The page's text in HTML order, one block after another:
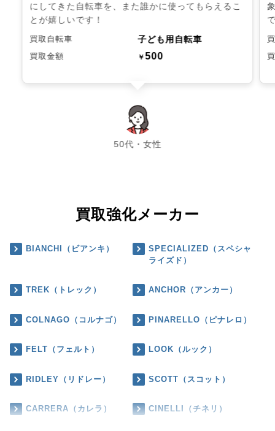
にしてきた自転車を、また誰かに使ってもらえるこ
とが嬉しいです！
買取自転車 子ども用自転車
買取金額 ￥500
50代・女性
chevron_left chevron_right
買取強化メーカー
BIANCHI（ビアンキ）
SPECIALIZED（スペシャ
ライズド）
TREK（トレック） ANCHOR（アンカー）
COLNAGO（コルナゴ） PINARELLO（ピナレロ）
FELT（フェルト） LOOK（ルック）
RIDLEY（リドレー） SCOTT（スコット）
CARRERA（カレラ） CINELLI（チネリ）